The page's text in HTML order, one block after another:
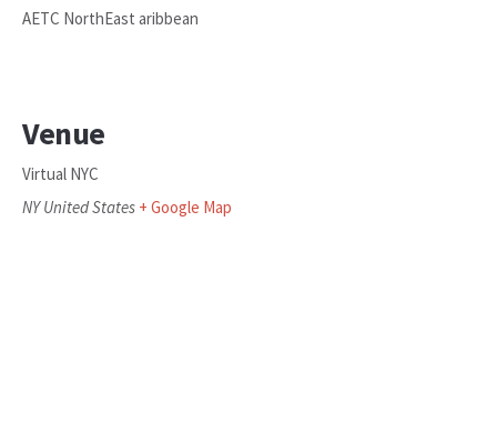
AETC NorthEast aribbean
Venue
Virtual NYC
NY United States + Google Map